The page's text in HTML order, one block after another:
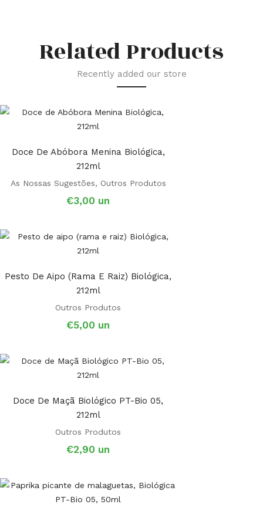
Related Products
Recently added our store
Doce De Abóbora Menina Biológica,
212ml
As Nossas Sugestões, Outros Produtos
€3,00 un
Pesto De Aipo (rama E Raiz) Biológica,
212ml
Outros Produtos
€5,00 un
Doce De Maçã Biológico PT-Bio 05,
212ml
Outros Produtos
€2,90 un